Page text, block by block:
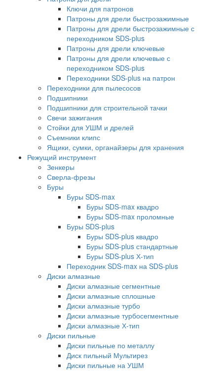
Ключи для патронов
Патроны для дрели быстрозажимные
Патроны для дрели быстрозажимные с
переходником SDS-plus
Патроны для дрели ключевые
Патроны для дрели ключевые с
переходником SDS-plus
Переходники SDS-plus на патрон
Переходники для пылесосов
Подшипники
Подшипники для строительной тачки
Свечи зажигания
Стойки для УШМ и дрелей
Съемники клипс
Ящики, сумки, органайзеры для хранения
Режущий инструмент
Зенкеры
Сверла-фрезы
Буры
Буры SDS-max
Буры SDS-max квадро
Буры SDS-max проломные
Буры SDS-plus
Буры SDS-plus квадро
Буры SDS-plus стандартные
Буры SDS-plus Х-тип
Переходник SDS-max на SDS-plus
Диски алмазные
Диски алмазные сегментные
Диски алмазные сплошные
Диски алмазные турбо
Диски алмазные турбосегментные
Диски алмазные Х-тип
Диски пильные
Диски пильные по металлу
Диск пильный Мультирез
Диски пильные на УШМ